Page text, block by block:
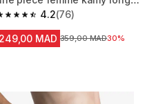
rubi 4.2
out of 5 stars from 76
(76)
249,00 MAD Prix avant la réduction
359,00 MAD30%